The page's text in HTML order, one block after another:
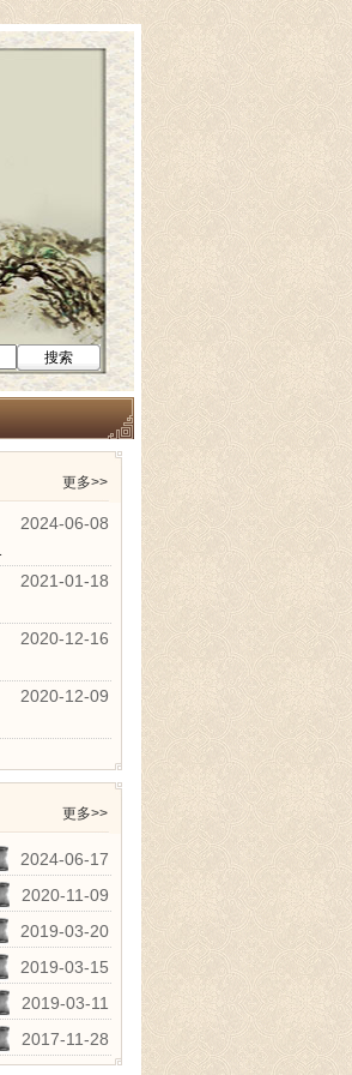
更多>>
2024-06-08
2021-01-18
2020-12-16
2020-12-09
更多>>
2024-06-17
2020-11-09
2019-03-20
2019-03-15
2019-03-11
2017-11-28